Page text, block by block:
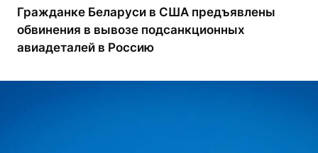
Гражданке Беларуси в США предъявлены
обвинения в вывозе подсанкционных
авиадеталей в Россию